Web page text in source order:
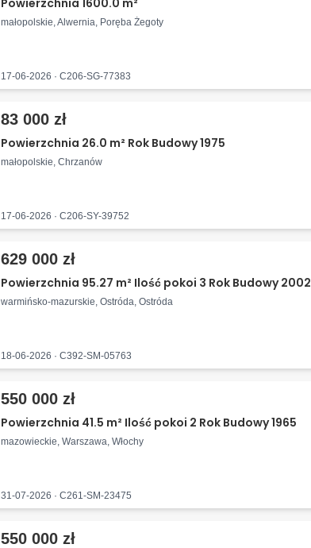
Powierzchnia 1600.0 m²
małopolskie, Alwernia, Poręba Żegoty
17-06-2026 · C206-SG-77383
83 000 zł
Powierzchnia 26.0 m² Rok Budowy 1975
małopolskie, Chrzanów
17-06-2026 · C206-SY-39752
629 000 zł
Powierzchnia 95.27 m² Ilość pokoi 3 Rok Budowy 2002
warmińsko-mazurskie, Ostróda, Ostróda
18-06-2026 · C392-SM-05763
550 000 zł
Powierzchnia 41.5 m² Ilość pokoi 2 Rok Budowy 1965
mazowieckie, Warszawa, Włochy
31-07-2026 · C261-SM-23475
550 000 zł